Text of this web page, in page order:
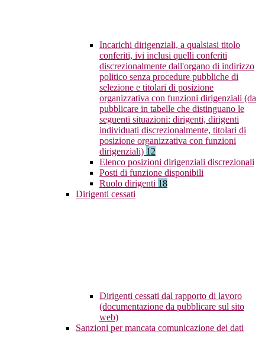
Incarichi dirigenziali, a qualsiasi titolo
conferiti, ivi inclusi quelli conferiti
discrezionalmente dall'organo di indirizzo
politico senza procedure pubbliche di
selezione e titolari di posizione
organizzativa con funzioni dirigenziali (da
pubblicare in tabelle che distinguano le
seguenti situazioni: dirigenti, dirigenti
individuati discrezionalmente, titolari di
posizione organizzativa con funzioni
dirigenziali) 12
Elenco posizioni dirigenziali discrezionali
Posti di funzione disponibili
Ruolo dirigenti 18
Dirigenti cessati
Dirigenti cessati dal rapporto di lavoro
(documentazione da pubblicare sul sito
web)
Sanzioni per mancata comunicazione dei dati